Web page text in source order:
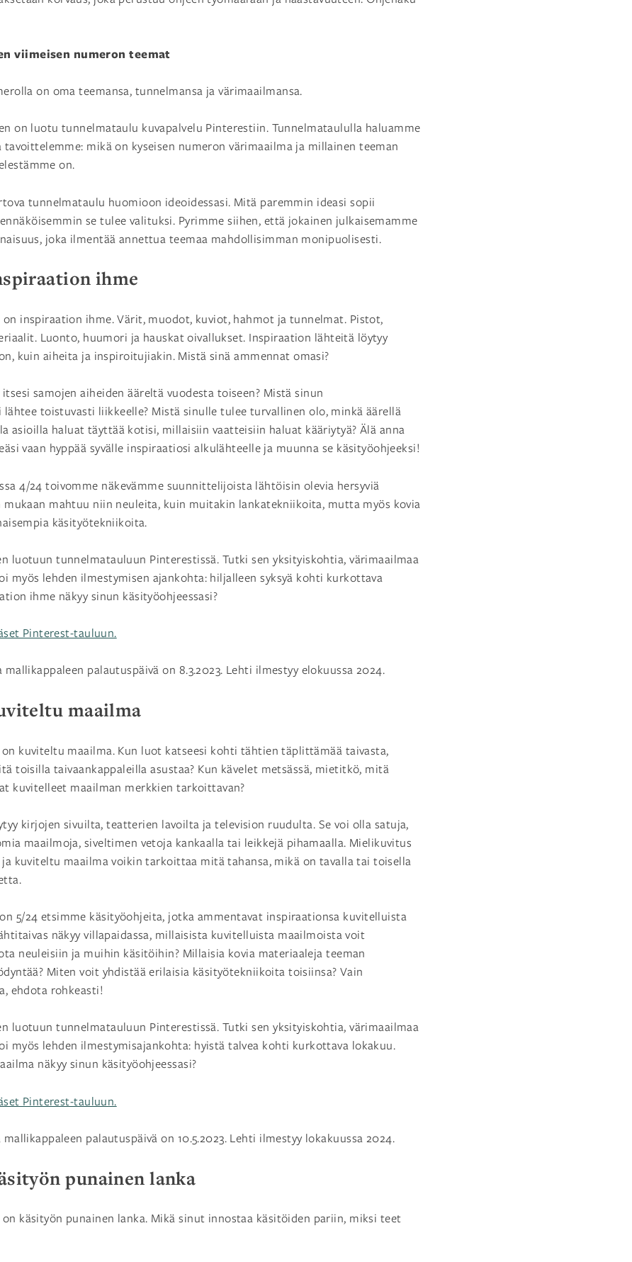
viimeisen numeron teemat
on oma teemansa, tunnelmansa ja värimaailmansa.
on luotu tunnelmataulu kuvapalvelu Pinterestiin. Tunnelmataululla haluamme
mikä on kyseisen numeron värimaailma ja millainen teeman
on.
tunnelmataulu huomioon ideoidessasi. Mitä paremmin ideasi sopii
se tulee valituksi. Pyrimme siihen, että jokainen julkaisemamme
joka ilmentää annettua teemaa mahdollisimman monipuolisesti.
ihme
on inspiraation ihme. Värit, muodot, kuviot, hahmot ja tunnelmat. Pistot,
Luonto, huumori ja hauskat oivallukset. Inspiraation lähteitä löytyy
kuin aiheita ja inspiroitujiakin. Mistä sinä ammennat omasi?
samojen aiheiden ääreltä vuodesta toiseen? Mistä sinun
toistuvasti liikkeelle? Mistä sinulle tulee turvallinen olo, minkä äärellä
asioilla haluat täyttää kotisi, millaisiin vaatteisiin haluat kääriytyä? Älä anna
vaan hyppää syvälle inspiraatiosi alkulähteelle ja muunna se käsityöohjeeksi!
4/24 toivomme näkevämme suunnittelijoista lähtöisin olevia hersyviä
mukaan mahtuu niin neuleita, kuin muitakin lankatekniikoita, mutta myös kovia
käsityötekniikoita.
luotuun tunnelmatauluun Pinterestissä. Tutki sen yksityiskohtia, värimaailmaa
myös lehden ilmestymisen ajankohta: hiljalleen syksyä kohti kurkottava
ihme näkyy sinun käsityöohjeessasi?
Pinterest-tauluun.
palautuspäivä on 8.3.2023. Lehti ilmestyy elokuussa 2024.
maailma
on kuviteltu maailma. Kun luot katseesi kohti tähtien täplittämää taivasta,
toisilla taivaankappaleilla asustaa? Kun kävelet metsässä, mietitkö, mitä
kuvitelleet maailman merkkien tarkoittavan?
kirjojen sivuilta, teatterien lavoilta ja television ruudulta. Se voi olla satuja,
maailmoja, siveltimen vetoja kankaalla tai leikkejä pihamaalla. Mielikuvitus
ja kuviteltu maailma voikin tarkoittaa mitä tahansa, mikä on tavalla tai toisella
5/24 etsimme käsityöohjeita, jotka ammentavat inspiraationsa kuvitelluista
näkyy villapaidassa, millaisista kuvitelluista maailmoista voit
neuleisiin ja muihin käsitöihin? Millaisia kovia materiaaleja teeman
Miten voit yhdistää erilaisia käsityötekniikoita toisiinsa? Vain
ehdota rohkeasti!
luotuun tunnelmatauluun Pinterestissä. Tutki sen yksityiskohtia, värimaailmaa
myös lehden ilmestymisajankohta: hyistä talvea kohti kurkottava lokakuu.
näkyy sinun käsityöohjeessasi?
Pinterest-tauluun.
palautuspäivä on 10.5.2023. Lehti ilmestyy lokakuussa 2024.
punainen lanka
käsityön punainen lanka. Mikä sinut innostaa käsitöiden pariin, miksi teet